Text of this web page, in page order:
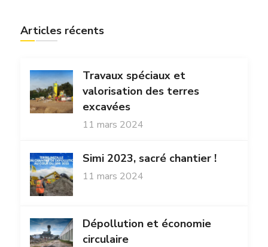
Articles récents
Travaux spéciaux et
valorisation des terres
excavées
11 mars 2024
Simi 2023, sacré chantier !
11 mars 2024
Dépollution et économie
circulaire